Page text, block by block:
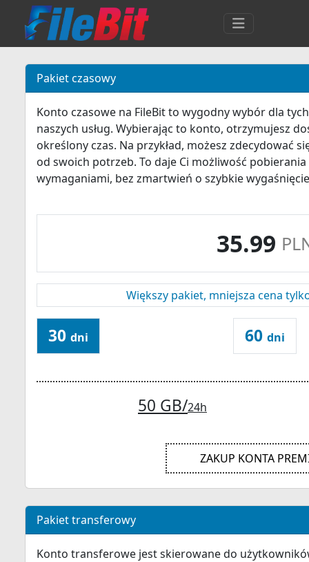
Pakiet czasowy
Konto czasowe na FileBit to wygodny wybór dla
naszych usług. Wybierając to konto, otrzymujesz
określony czas. Na przykład, możesz zdecydować
od swoich potrzeb. To daje Ci możliwość
wymaganiami, bez zmartwień o szybkie
35.99
Większy pakiet, mniejsza cena
30 dni 60 dni
50 GB/24h
ZAKUP KONTA
Pakiet transferowy
Konto transferowe jest skierowane do